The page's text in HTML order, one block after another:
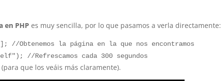
en PHP es muy sencilla, por lo que pasamos a verla directamente:
//Obtenemos la página en la que nos encontramos
//Refrescamos cada 300 segundos
que los veáis más claramente).